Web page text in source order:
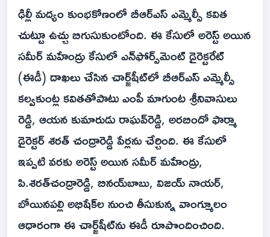
ఢిల్లీ మద్యం కుంభకోణంలో బీఆర్ఎస్ ఎమ్మెల్సీ కవిత
చుట్టూ ఉచ్చు బిగుసుకుంటోంది. ఈ కేసులో అరెస్ట్ అయిన
సమీర్ మహేంద్రు కేసులో ఎన్‌ఫోర్స్‌మెంట్ డైరెక్టరేట్
(ఈడీ) దాఖలు చేసిన చార్జ్‌షీట్‌లో బీఆర్ఎస్ ఎమ్మెల్సీ
కల్వకుంట్ల కవితతోపాటు ఎంపీ మాగుంట శ్రీనివాసులు
రెడ్డి, ఆయన కుమారుడు రాఘవ్‌రెడ్డి, అరబిందో ఫార్మా
డైరెక్టర్ శరత్ చంద్రారెడ్డి పేర్లను చేర్చింది. ఈ కేసులో
ఇప్పటి వరకు అరెస్ట్ అయిన సమీర్ మహేంద్రు,
పి.శరత్‌చంద్రారెడ్డి, బినయ్‌బాబు, విజయ్ నాయర్,
బోయినపల్లి అభిషేక్‌ల నుంచి తీసుకున్న వాంగ్మూలం
ఆధారంగా ఈ చార్జ్‌షీట్‌ను ఈడీ రూపొందించింది.